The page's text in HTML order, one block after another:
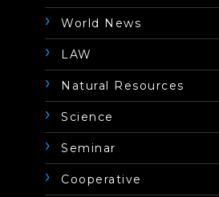
World News
LAW
Natural Resources
Science
Seminar
Cooperative